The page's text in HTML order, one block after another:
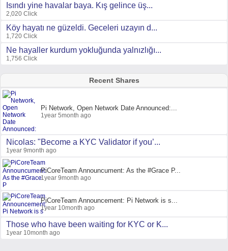
Isındı yine havalar baya. Kış gelince üş...
2,020 Click
Köy hayatı ne güzeldi. Geceleri uzayın d...
1,720 Click
Ne hayaller kurdum yokluğunda yalnızlığı...
1,756 Click
Recent Shares
Pi Network, Open Network Date Announced:...
1year 5month ago
Nicolas: "Become a KYC Validator if you’...
1year 9month ago
PiCoreTeam Announcument: As the #Grace P...
1year 9month ago
PiCoreTeam Announcement: Pi Network is s...
1year 10month ago
Those who have been waiting for KYC or K...
1year 10month ago